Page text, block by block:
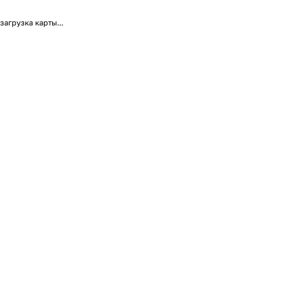
загрузка карты...